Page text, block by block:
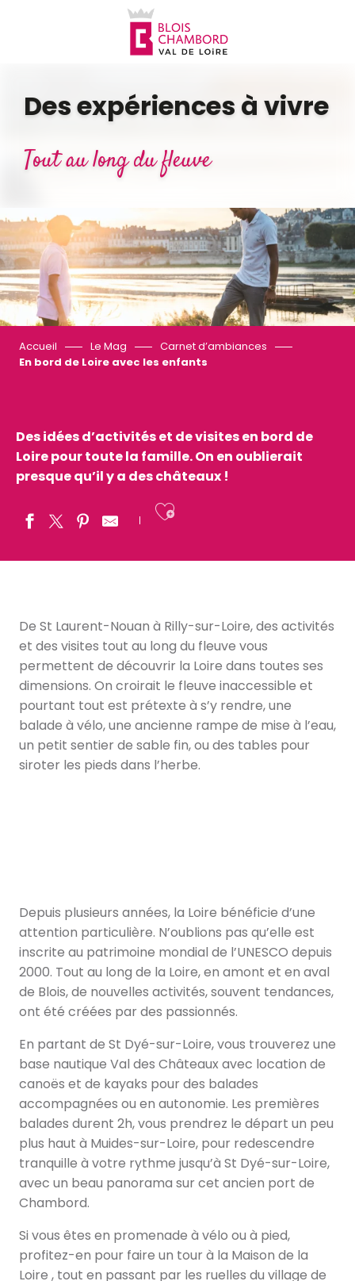
Des expériences à vivre
Tout au long du fleuve
Accueil Le Mag
Carnet d’ambiances
En bord de Loire avec les enfants
Des idées d’activités et de visites en bord de
Loire pour toute la famille. On en oublierait
presque qu’il y a des châteaux !
Ajouter aux
De St Laurent-Nouan à Rilly-sur-Loire, des activités
et des visites tout au long du fleuve vous
permettent de découvrir la Loire dans toutes ses
dimensions. On croirait le fleuve inaccessible et
pourtant tout est prétexte à s’y rendre, une
balade à vélo, une ancienne rampe de mise à l’eau,
un petit sentier de sable fin, ou des tables pour
siroter les pieds dans l’herbe.
Depuis plusieurs années, la Loire bénéficie d’une
attention particulière. N’oublions pas qu’elle est
inscrite au patrimoine mondial de l’UNESCO depuis
2000. Tout au long de la Loire, en amont et en aval
de Blois, de nouvelles activités, souvent tendances,
ont été créées par des passionnés.
En partant de St Dyé-sur-Loire, vous trouverez une
base nautique Val des Châteaux avec location de
canoës et de kayaks pour des balades
accompagnées ou en autonomie. Les premières
balades durent 2h, vous prendrez le départ un peu
plus haut à Muides-sur-Loire, pour redescendre
tranquille à votre rythme jusqu’à St Dyé-sur-Loire,
avec un beau panorama sur cet ancien port de
Chambord.
Si vous êtes en promenade à vélo ou à pied,
profitez-en pour faire un tour à la Maison de la
Loire , tout en passant par les ruelles du village de